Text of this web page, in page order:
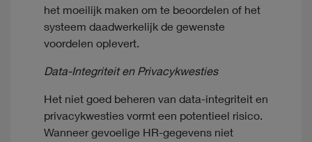
het moeilijk maken om te beoordelen of het
systeem daadwerkelijk de gewenste
voordelen oplevert.
Data-Integriteit en Privacykwesties
Het niet goed beheren van data-integriteit en
privacykwesties vormt een potentieel risico.
Wanneer gevoelige HR-gegevens niet